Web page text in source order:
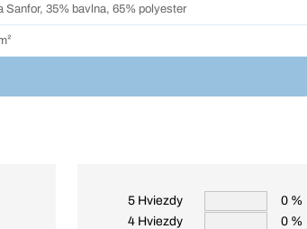
Sanfor, 35% bavlna, 65% polyester
5 Hviezdy
0 %
4 Hviezdy
0 %